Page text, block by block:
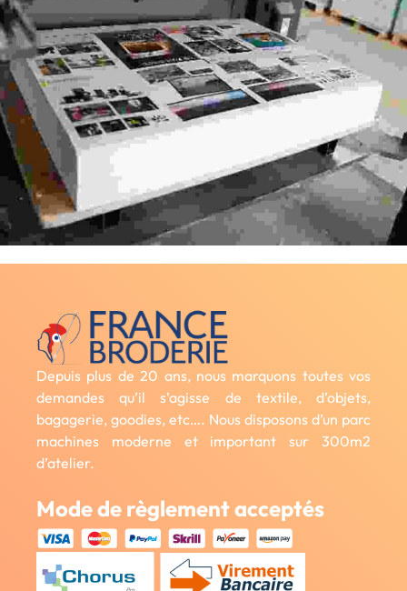
Depuis plus de 20 ans, nous marquons toutes vos
demandes qu’il s’agisse de textile, d’objets,
bagagerie, goodies, etc…. Nous disposons d’un parc
machines moderne et important sur 300m2
d’atelier.
Mode de règlement acceptés